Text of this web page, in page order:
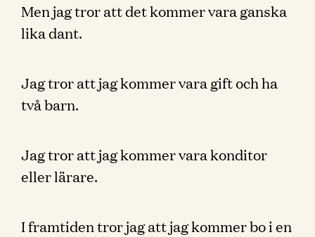
Men jag tror att det kommer vara ganska
lika dant.
Jag tror att jag kommer vara gift och ha
två barn.
Jag tror att jag kommer vara konditor
eller lärare.
I framtiden tror jag att jag kommer bo i en